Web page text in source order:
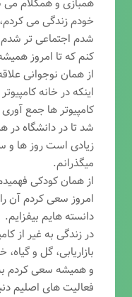
خودم زندگی می
شدم اجتماعی تر
کنم که تا امروز
از همان نوجوانی
اینکه در خانه
کامپیوتر ها جمع
شد تا در دانشگاه
زیادی است روز ها و
میگذرانم.
از همان کودکی
امروز سعی کردم آن
دانسته هایم بیفزایم.
در زندگی به غیر از
بازاریابی، گل و گیاه،
و همیشه سعی کردم به
فعالیت های اصلیم